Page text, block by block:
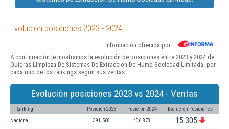
Evolución posiciones 2023 - 2024
Información ofrecida por
A continuación le mostramos la evolución de posiciones entre 2023 y 2024 de
Quigras Limpieza De Sistemas De Extraccion De Humo Sociedad Limitada. por
cada uno de los rankings según sus ventas:
Evolución posiciones 2023 vs 2024 - Ventas
Ranking Posición 2023 Posición 2024 Evolución Posiciones
Nacional 391.568 406.873 15.305